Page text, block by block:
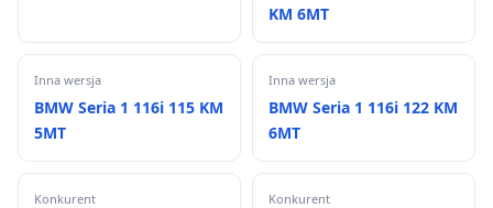
KM 6MT
Inna wersja
BMW Seria 1 116i 115 KM
5MT
Inna wersja
BMW Seria 1 116i 122 KM
6MT
Konkurent Konkurent